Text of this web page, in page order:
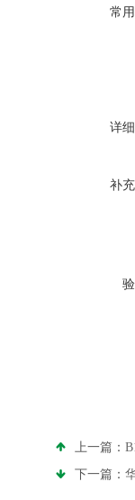
常
详
补
上一篇：
下一篇：